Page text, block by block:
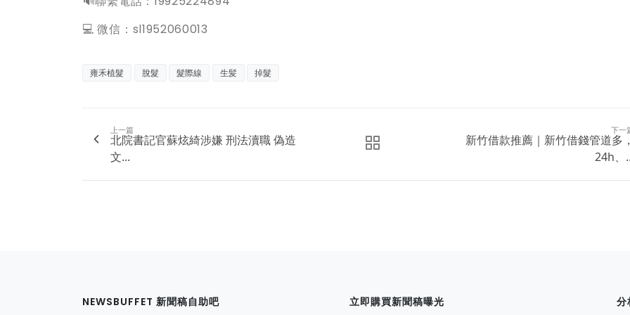
💻 微信：sl1952060013
雍禾植髮 脫髮 髮際線 生髪 掉髮
上一篇
北院書記官蘇炫綺涉嫌 刑法瀆職 偽造
文...
下一
新竹借款推薦｜新竹借錢管道多
24h、
NEWSBUFFET 新聞稿自助吧 立即購買新聞稿曝光 分